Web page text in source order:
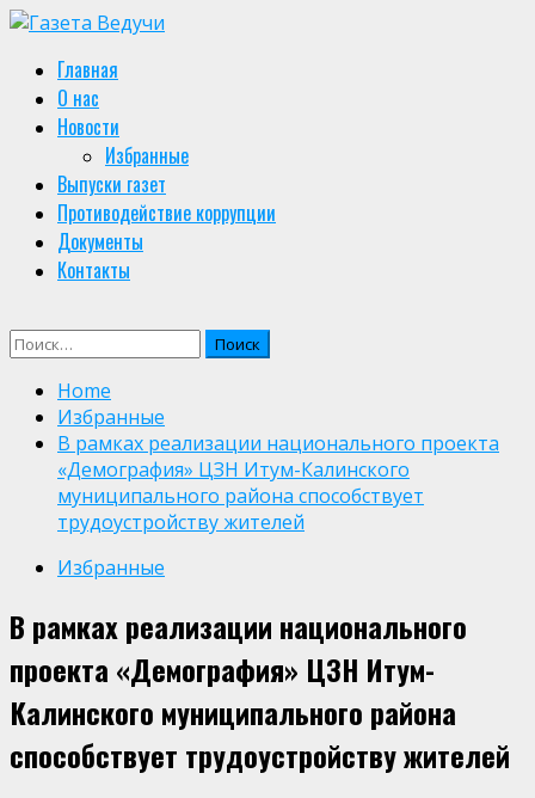
Skip
content
Primary
Menu
Главная
О нас
Новости
Избранные
Выпуски газет
Противодействие коррупции
Документы
Контакты
Найти:
Home
Избранные
В рамках реализации национального проекта
«Демография» ЦЗН Итум-Калинского
муниципального района способствует
трудоустройству жителей
Избранные
В рамках реализации национального
проекта «Демография» ЦЗН Итум-
Калинского муниципального района
способствует трудоустройству жителей